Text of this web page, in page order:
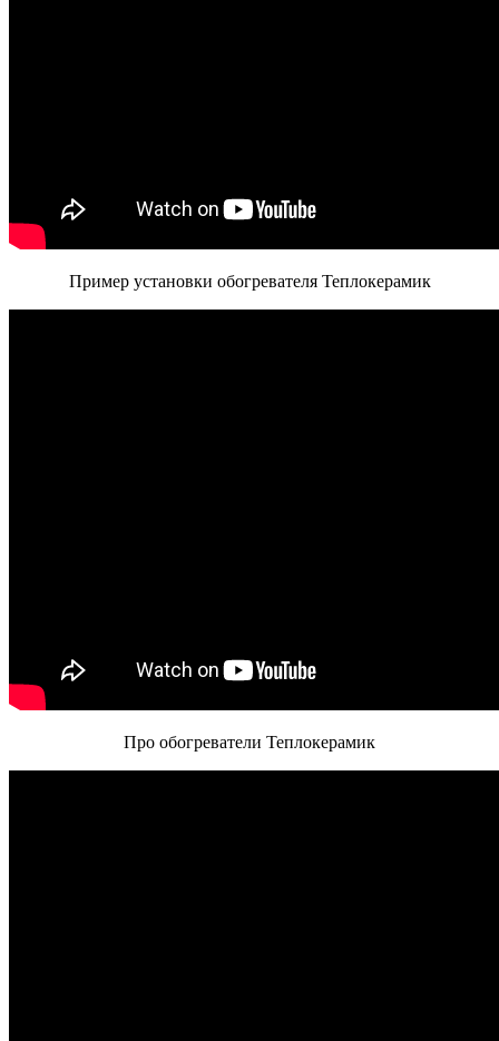
Пример установки обогревателя Теплокерамик
Про обогреватели Теплокерамик